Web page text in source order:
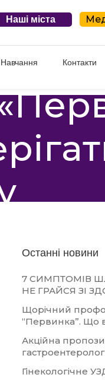
Наші міста
Навчання Контакти
Останні новини
7 СИМПТОМІВ
НЕ ГРАЙСЯ ЗІ
Щорічний
“Первинка”. Що
Акційна
Гінекологічне